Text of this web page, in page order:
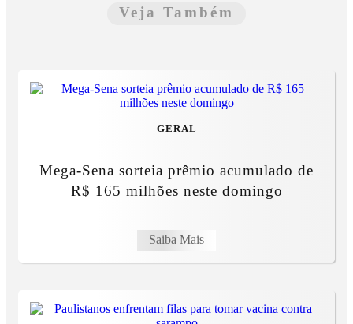
Veja Também
GERAL
Mega-Sena sorteia prêmio acumulado de
R$ 165 milhões neste domingo
Saiba Mais